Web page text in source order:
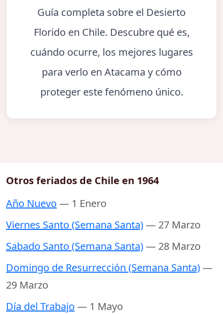
Guía completa sobre el Desierto
Florido en Chile. Descubre qué es,
cuándo ocurre, los mejores lugares
para verlo en Atacama y cómo
proteger este fenómeno único.
Otros feriados de Chile en 1964
Año Nuevo — 1 Enero
Viernes Santo (Semana Santa)— 27 Marzo
Sabado Santo (Semana Santa)— 28 Marzo
Domingo de Resurrección (Semana Santa)—
29 Marzo
Día del Trabajo — 1 Mayo